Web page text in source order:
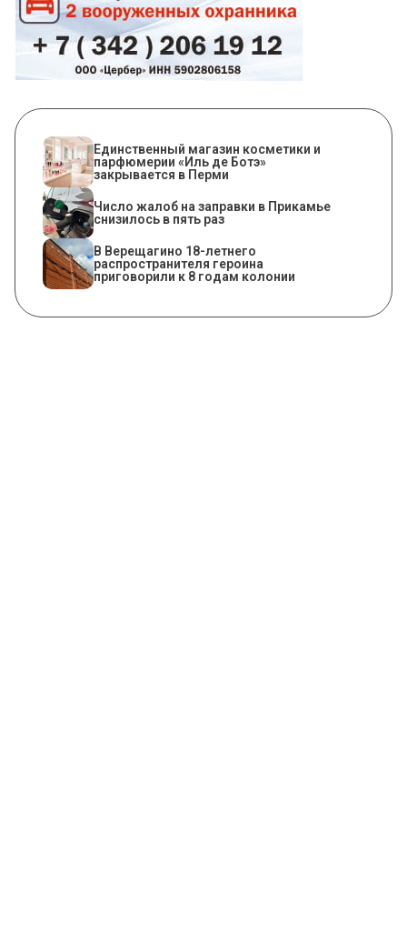
Единственный магазин косметики и
парфюмерии «Иль де Ботэ»
закрывается в Перми
Число жалоб на заправки в Прикамье
снизилось в пять раз
В Верещагино 18-летнего
распространителя героина
приговорили к 8 годам колонии